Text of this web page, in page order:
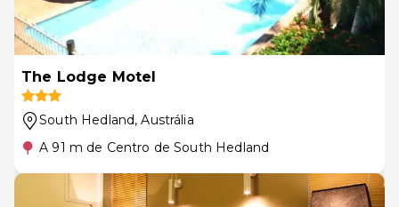
The Lodge Motel
South Hedland, Austrália
A 91 m de Centro de South Hedland